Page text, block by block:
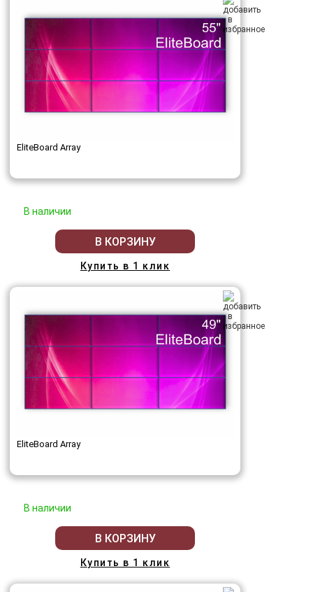
EliteBoard Array
В наличии
В КОРЗИНУ
Купить в 1 клик
EliteBoard Array
В наличии
В КОРЗИНУ
Купить в 1 клик